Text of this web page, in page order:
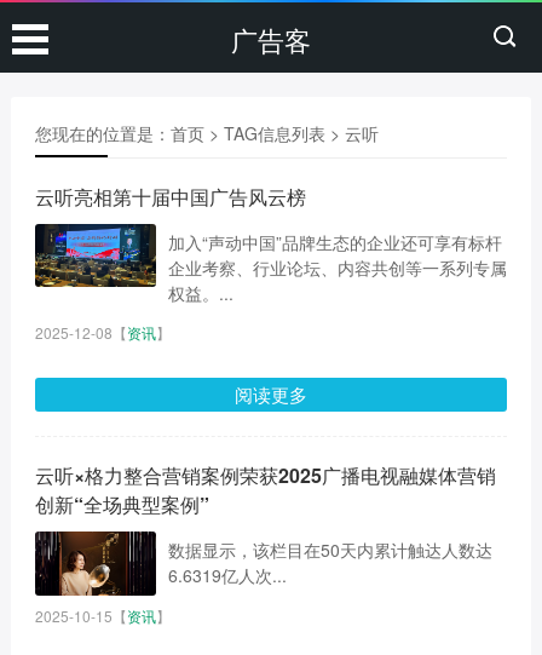
广告客
您现在的位置是： 首页> TAG信息列表 > 云听
云听亮相第十届中国广告风云榜
加入“声动中国”品牌生态的企业还可享有标杆
企业考察、行业论坛、内容共创等一系列专属
权益。...
2025-12-08 【资讯】
阅读更多
云听×格力整合营销案例荣获2025广播电视融媒体营销
创新“全场典型案例”
数据显示，该栏目在50天内累计触达人数达
6.6319亿人次...
2025-10-15 【资讯】